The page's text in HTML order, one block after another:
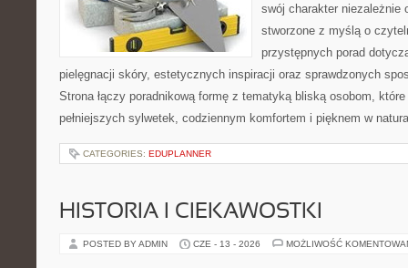
swój charakter niezależnie
stworzone z myślą o
przystępnych porad
pielęgnacji skóry, estetycznych inspiracji oraz sprawdzonych
Strona łączy poradnikową formę z tematyką bliską osobom,
pełniejszych sylwetek, codziennym komfortem i pięknem w
CATEGORIES: EDUPLANNER
HISTORIA I CIEKAWOSTKI
POSTED BY ADMIN CZE - 13 - 2026 MOŻLIWOŚĆ